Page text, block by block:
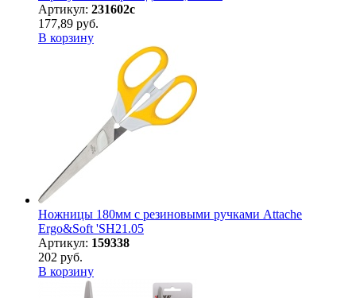
Артикул: 231602с
177,89 руб.
В корзину
Ножницы 180мм с резиновыми ручками Attache
Ergo&Soft 'SH21.05
Артикул: 159338
202 руб.
В корзину